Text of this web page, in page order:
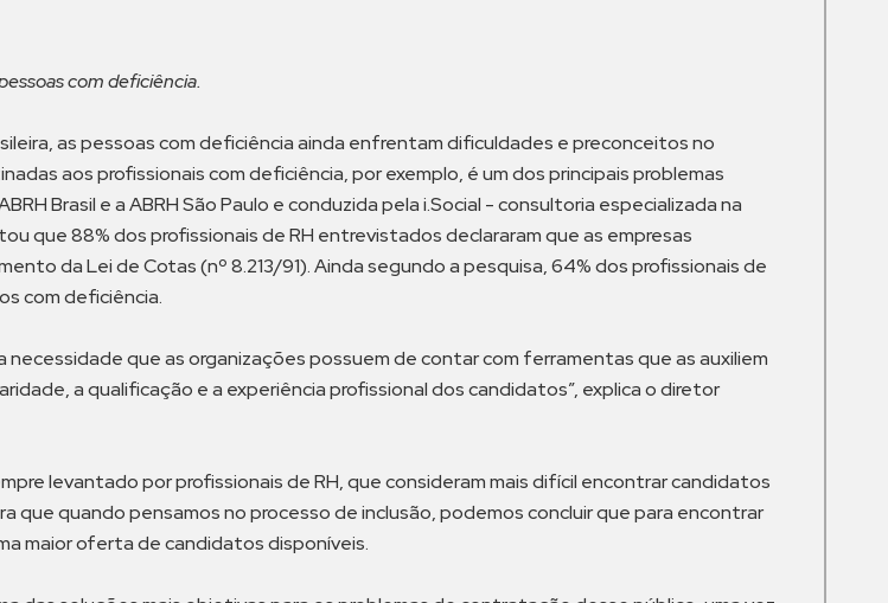
com deficiência.
as pessoas com deficiência ainda enfrentam dificuldades e preconceitos no
aos profissionais com deficiência, por exemplo, é um dos principais problemas
Brasil e a ABRH São Paulo e conduzida pela i.Social - consultoria especializada na
que 88% dos profissionais de RH entrevistados declararam que as empresas
da Lei de Cotas (nº 8.213/91). Ainda segundo a pesquisa, 64% dos profissionais de
com deficiência.
necessidade que as organizações possuem de contar com ferramentas que as auxiliem
a qualificação e a experiência profissional dos candidatos”, explica o diretor
levantado por profissionais de RH, que consideram mais difícil encontrar candidatos
que quando pensamos no processo de inclusão, podemos concluir que para encontrar
maior oferta de candidatos disponíveis.